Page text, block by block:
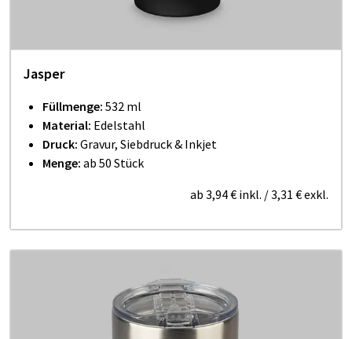
Jasper
Füllmenge: 532 ml
Material: Edelstahl
Druck: Gravur, Siebdruck & Inkjet
Menge: ab 50 Stück
ab 3,94 € inkl. /3,31 €exkl.